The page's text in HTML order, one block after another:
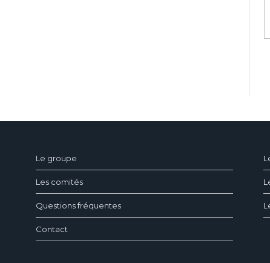
Le groupe
Les comités
Questions fréquentes
Contact